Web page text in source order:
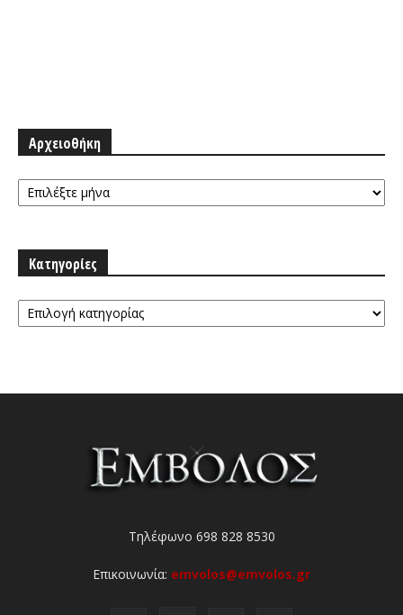
Αρχειοθήκη
Αρχειοθήκη
Κατηγορίες
Κατηγορίες
Τηλέφωνο 698 828 8530
Επικοινωνία: emvolos@emvolos.gr